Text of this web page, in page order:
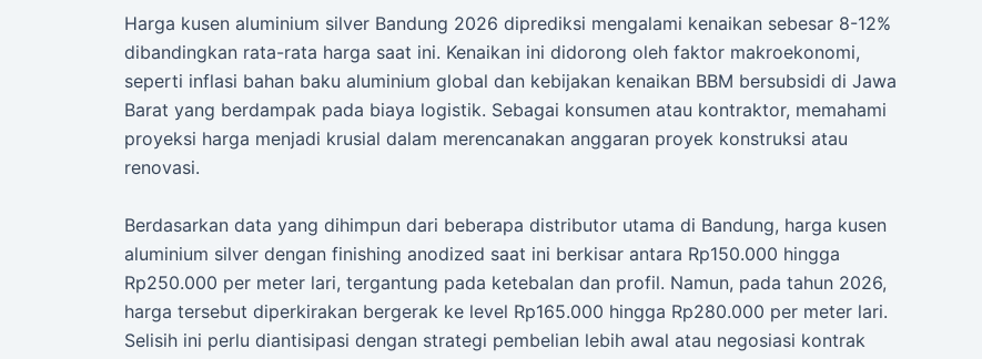
Harga kusen aluminium silver Bandung 2026 diprediksi mengalami kenaikan sebesar 8-12%
dibandingkan rata-rata harga saat ini. Kenaikan ini didorong oleh faktor makroekonomi,
seperti inflasi bahan baku aluminium global dan kebijakan kenaikan BBM bersubsidi di Jawa
Barat yang berdampak pada biaya logistik. Sebagai konsumen atau kontraktor, memahami
proyeksi harga menjadi krusial dalam merencanakan anggaran proyek konstruksi atau
renovasi.
Berdasarkan data yang dihimpun dari beberapa distributor utama di Bandung, harga kusen
aluminium silver dengan finishing anodized saat ini berkisar antara Rp150.000 hingga
Rp250.000 per meter lari, tergantung pada ketebalan dan profil. Namun, pada tahun 2026,
harga tersebut diperkirakan bergerak ke level Rp165.000 hingga Rp280.000 per meter lari.
Selisih ini perlu diantisipasi dengan strategi pembelian lebih awal atau negosiasi kontrak